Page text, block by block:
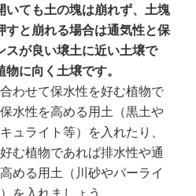
いても土の塊は崩れず、土塊
すと崩れる場合は通気性と保
スが良い壌土に近い土壌で
物に向く土壌です。
わせて保水性を好む植物で
水性を高める用土（黒土や
ュライト等）を入れたり、
む植物であれば排水性や通
める用土（川砂やパーライ